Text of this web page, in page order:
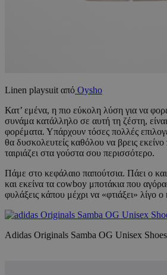
Linen playsuit από Oysho
Κατ’ εμένα, η πιο εύκολη λύση για να
συνάμα κατάλληλο σε αυτή τη ζέστη,
φορέματα. Υπάρχουν τόσες πολλές
θα δυσκολευτείς καθόλου να βρεις
ταιριάζει στα γούστα σου περισσότερο.
Πάμε στο κεφάλαιο παπούτσια. Πάει ο
και εκείνα τα cowboy μποτάκια που
φυλάξεις κάπου μέχρι να «φτιάξει» λίγο ο
Adidas Originals Samba OG Unisex